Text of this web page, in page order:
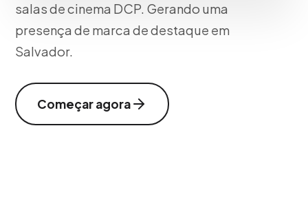
salas de cinema DCP. Gerando uma
presença de marca de destaque em
Salvador.
Começar agora